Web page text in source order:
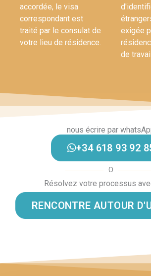
accordée, le visa
correspondant est
traité par le consulat de
votre lieu de résidence.
exigée
de
nous écrire par
+34 618 93 92
O
Résolvez votre processus
RENCONTRE AUTOUR